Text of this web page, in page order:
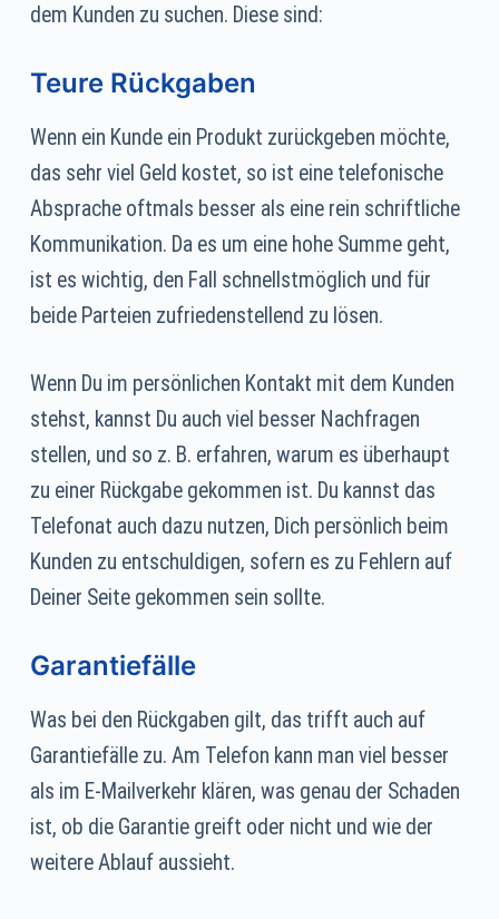
dem Kunden zu suchen. Diese sind:
Teure Rückgaben
Wenn ein Kunde ein Produkt zurückgeben möchte,
das sehr viel Geld kostet, so ist eine telefonische
Absprache oftmals besser als eine rein schriftliche
Kommunikation. Da es um eine hohe Summe geht,
ist es wichtig, den Fall schnellstmöglich und für
beide Parteien zufriedenstellend zu lösen.
Wenn Du im persönlichen Kontakt mit dem Kunden
stehst, kannst Du auch viel besser Nachfragen
stellen, und so z. B. erfahren, warum es überhaupt
zu einer Rückgabe gekommen ist. Du kannst das
Telefonat auch dazu nutzen, Dich persönlich beim
Kunden zu entschuldigen, sofern es zu Fehlern auf
Deiner Seite gekommen sein sollte.
Garantiefälle
Was bei den Rückgaben gilt, das trifft auch auf
Garantiefälle zu. Am Telefon kann man viel besser
als im E-Mailverkehr klären, was genau der Schaden
ist, ob die Garantie greift oder nicht und wie der
weitere Ablauf aussieht.